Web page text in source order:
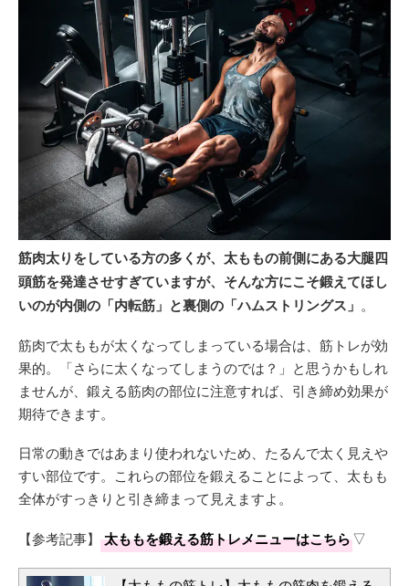
筋肉太りをしている方の多くが、太ももの前側にある大腿四
頭筋を発達させすぎていますが、そんな方にこそ鍛えてほし
いのが内側の「内転筋」と裏側の「ハムストリングス」 。
筋肉で太ももが太くなってしまっている場合は、筋トレが効
果的。「さらに太くなってしまうのでは？」と思うかもしれ
ませんが、鍛える筋肉の部位に注意すれば、引き締め効果が
期待できます。
日常の動きではあまり使われないため、たるんで太く見えや
すい部位です。これらの部位を鍛えることによって、太もも
全体がすっきりと引き締まって見えますよ。
【参考記事】 太ももを鍛える筋トレメニューはこちら▽